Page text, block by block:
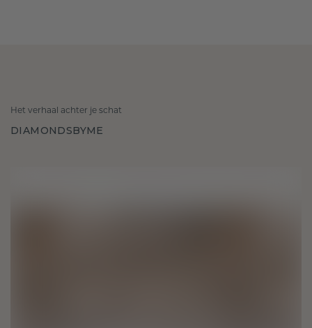
Het verhaal achter je schat
DIAMONDSBYME